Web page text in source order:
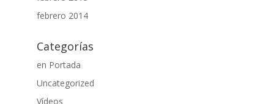
febrero 2014
Categorías
en Portada
Uncategorized
Vídeos